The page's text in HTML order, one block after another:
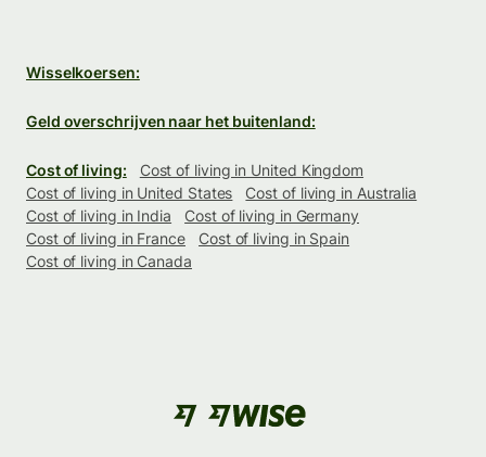
Wisselkoersen:
Geld overschrijven naar het buitenland:
Cost of living:
Cost of living in United Kingdom
Cost of living in United States
Cost of living in Australia
Cost of living in India
Cost of living in Germany
Cost of living in France
Cost of living in Spain
Cost of living in Canada